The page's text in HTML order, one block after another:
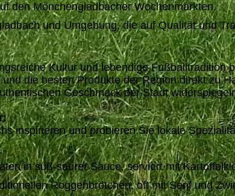
den Mönchengladbacher Wochenmärkten.
und Umgebung, die auf Qualität und
Kultur und lebendige Fußballtradition
die besten Produkte der Region direkt zu
Geschmack der Stadt
inspirieren und probieren Sie lokale
in süß-saurer Sauce, serviert mit
Roggenbrötchen, oft mit Senf und